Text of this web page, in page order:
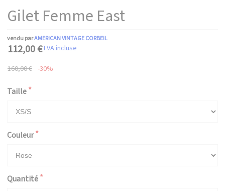
Gilet Femme East
vendu parAMERICAN VINTAGE CORBEIL
112,00 €TVA incluse
160,00 € -30%
Taille
Couleur
Quantité